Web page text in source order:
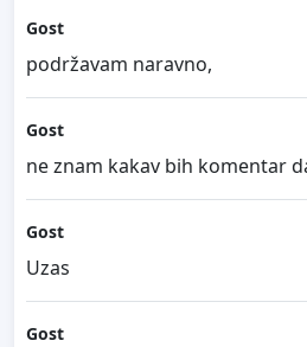
Gost
podržavam naravno,
Gost
ne znam kakav bih komentar
Gost
Uzas
Gost